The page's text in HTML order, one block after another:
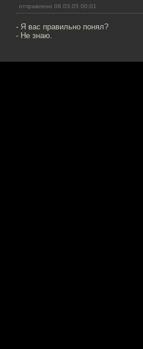
отправлено 08.03.05 00:01
- Я вас правильно понял?
- Не знаю.